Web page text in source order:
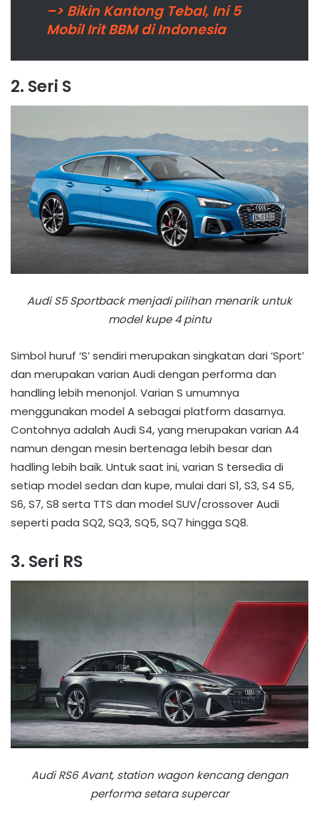
–> Bikin Kantong Tebal, Ini 5
Mobil Irit BBM di Indonesia
2. Seri S
Audi S5 Sportback menjadi pilihan menarik untuk
model kupe 4 pintu
Simbol huruf ‘S’ sendiri merupakan singkatan dari ‘Sport’
dan merupakan varian Audi dengan performa dan
handling lebih menonjol. Varian S umumnya
menggunakan model A sebagai platform dasarnya.
Contohnya adalah Audi S4, yang merupakan varian A4
namun dengan mesin bertenaga lebih besar dan
hadling lebih baik. Untuk saat ini, varian S tersedia di
setiap model sedan dan kupe, mulai dari S1, S3, S4 S5,
S6, S7, S8 serta TTS dan model SUV/crossover Audi
seperti pada SQ2, SQ3, SQ5, SQ7 hingga SQ8.
3. Seri RS
Audi RS6 Avant, station wagon kencang dengan
performa setara supercar